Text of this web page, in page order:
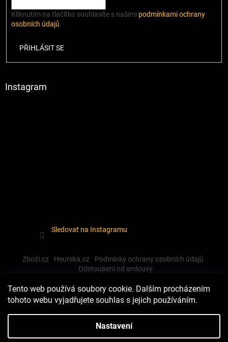
Tento web používá soubory cookie. Dalším procházením
tohoto webu vyjadřujete souhlas s jejich používáním.
Nastavení
Kliknutím na tlačítko souhlasíte s našimi podmínkami ochrany
osobních údajů.
PŘIHLÁSIT SE
Instagram
Sledovat na Instagramu
Zboží.cz Heureka.cz
Podmínky ochrany osobních údajů
Odstoupení od smlouvy